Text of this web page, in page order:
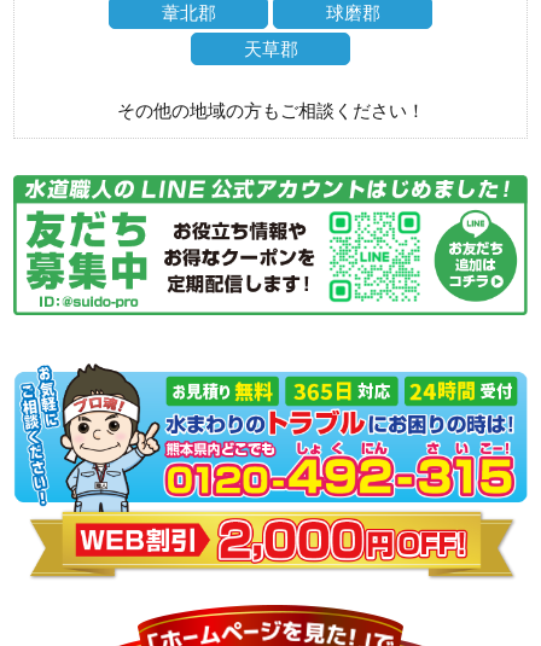
葦北郡
球磨郡
天草郡
その他の地域の方もご相談ください！